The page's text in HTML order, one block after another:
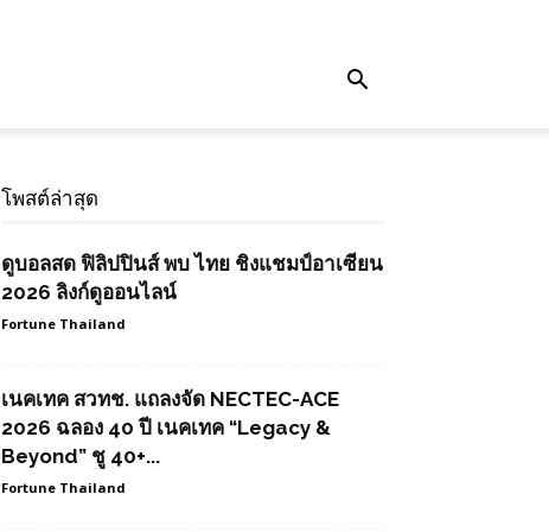
โพสต์ล่าสุด
ดูบอลสด ฟิลิปปินส์ พบ ไทย ชิงแชมป์อาเซียน
2026 ลิงก์ดูออนไลน์
Fortune Thailand
เนคเทค สวทช. แถลงจัด NECTEC-ACE
2026 ฉลอง 40 ปี เนคเทค “Legacy &
Beyond” ชู 40+...
Fortune Thailand